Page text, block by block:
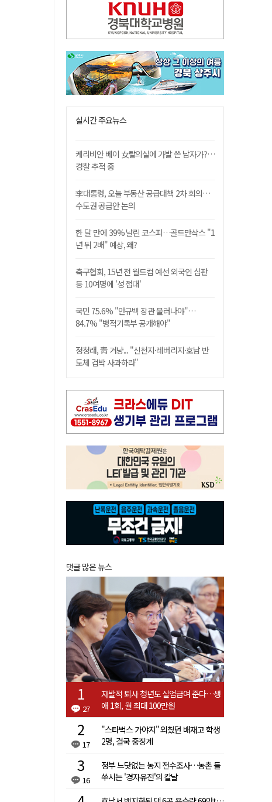
실시간 주요뉴스
케리비안 베이 女탈의실에 가발 쓴 남자가?…
경찰 추적 중
李대통령, 오늘 부동산 공급대책 2차 회의…
수도권 공급안 논의
한 달 만에 39% 날린 코스피…골드만삭스 "1
년 뒤 2배" 예상, 왜?
축구협회, 15년 전 월드컵 예선 외국인 심판
등 10여명에 '성 접대'
국민 75.6% "안규백 장관 물러나야"…
84.7% "병적기록부 공개해야"
정청래, 靑 겨냥... "신천지·레버리지·호남 반
도체 겁박 사과하라"
댓글 많은 뉴스
27
자발적 퇴사 청년도 실업급여 준다…생
애 1회, 월 최대 100만원
17
"스타벅스 가야지" 외쳤던 배재고 학생
2명, 결국 중징계
16
정부 느닷없는 농지 전수조사…농촌 들
쑤시는 '경자유전'의 칼날